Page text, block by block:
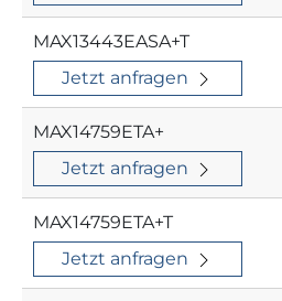
MAX13443EASA+T
Jetzt anfragen
MAX14759ETA+
Jetzt anfragen
MAX14759ETA+T
Jetzt anfragen